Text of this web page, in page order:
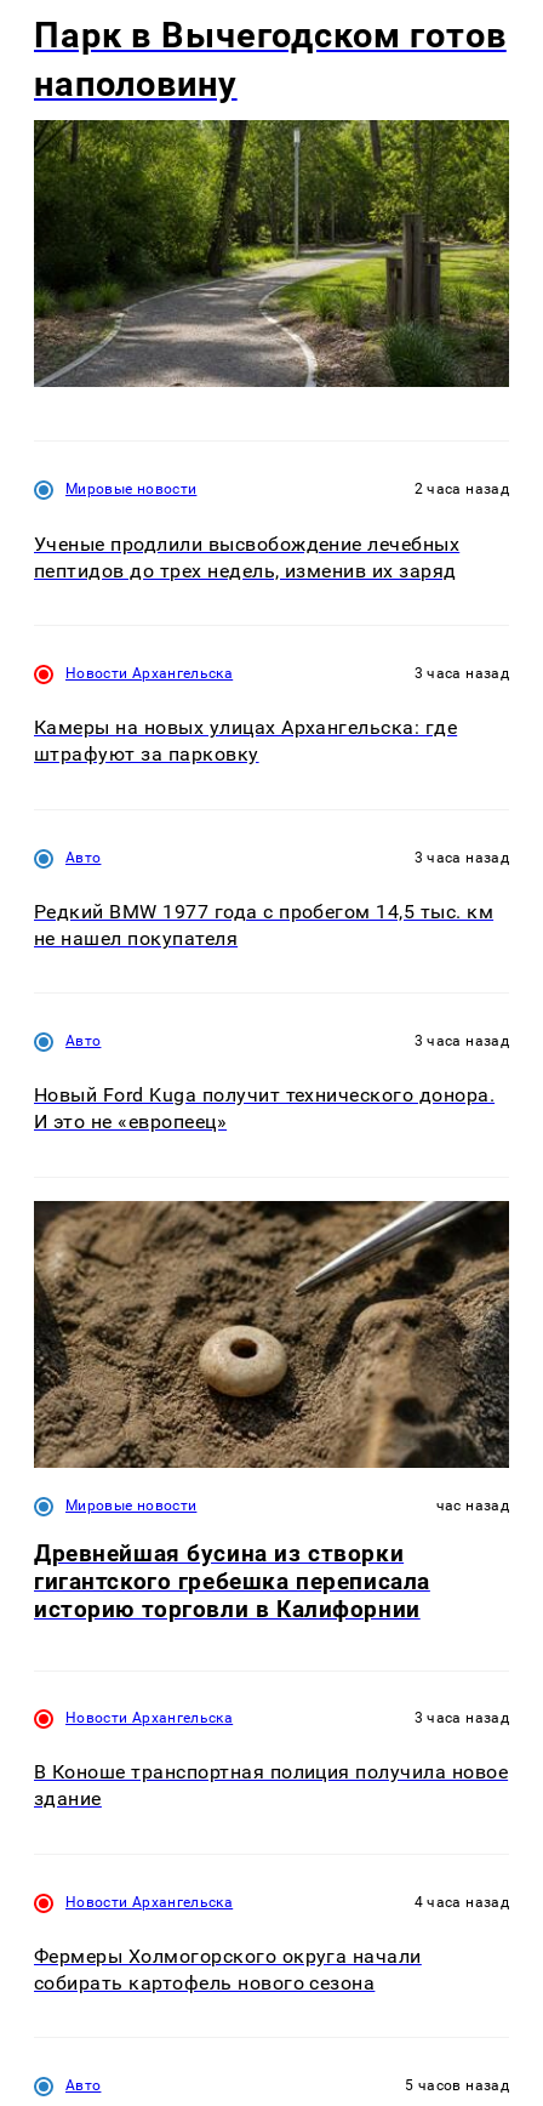
Парк в Вычегодском готов
наполовину
Мировые новости 2 часа назад
Ученые продлили высвобождение лечебных
пептидов до трех недель, изменив их заряд
Новости Архангельска 3 часа назад
Камеры на новых улицах Архангельска: где
штрафуют за парковку
Авто 3 часа назад
Редкий BMW 1977 года с пробегом 14,5 тыс. км
не нашел покупателя
Авто 3 часа назад
Новый Ford Kuga получит технического донора.
И это не «европеец»
Мировые новости час назад
Древнейшая бусина из створки
гигантского гребешка переписала
историю торговли в Калифорнии
Новости Архангельска 3 часа назад
В Коноше транспортная полиция получила новое
здание
Новости Архангельска 4 часа назад
Фермеры Холмогорского округа начали
собирать картофель нового сезона
Авто 5 часов назад